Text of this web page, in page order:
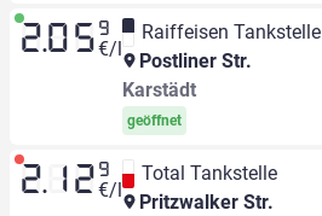
2.05 9
€/l
Raiffeisen Tankstelle
Postliner Str.
Karstädt
geöffnet
2.12 9
€/l
Total Tankstelle
Pritzwalker Str.